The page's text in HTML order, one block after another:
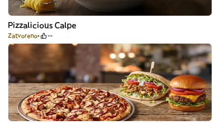
Pizzalicious Calpe
Zatvoreno --